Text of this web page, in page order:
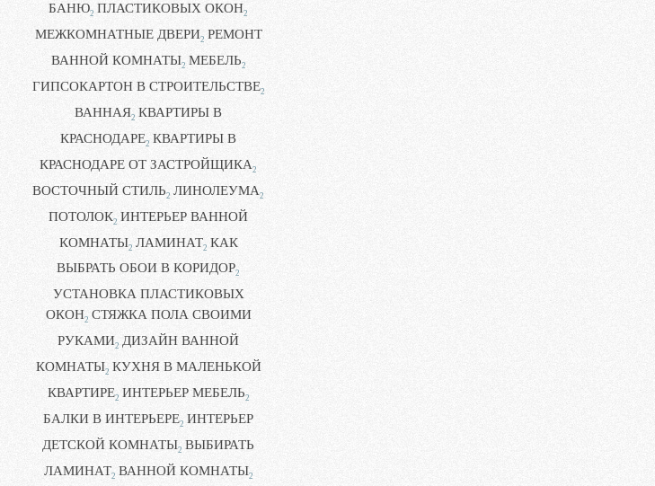
БАНЮ2 ПЛАСТИКОВЫХ ОКОН2
МЕЖКОМНАТНЫЕ ДВЕРИ2 РЕМОНТ
ВАННОЙ КОМНАТЫ2 МЕБЕЛЬ2
ГИПСОКАРТОН В СТРОИТЕЛЬСТВЕ2
ВАННАЯ2 КВАРТИРЫ В
КРАСНОДАРЕ2 КВАРТИРЫ В
КРАСНОДАРЕ ОТ ЗАСТРОЙЩИКА2
ВОСТОЧНЫЙ СТИЛЬ2 ЛИНОЛЕУМА2
ПОТОЛОК2 ИНТЕРЬЕР ВАННОЙ
КОМНАТЫ2 ЛАМИНАТ2 КАК
ВЫБРАТЬ ОБОИ В КОРИДОР2
УСТАНОВКА ПЛАСТИКОВЫХ
ОКОН2 СТЯЖКА ПОЛА СВОИМИ
РУКАМИ2 ДИЗАЙН ВАННОЙ
КОМНАТЫ2 КУХНЯ В МАЛЕНЬКОЙ
КВАРТИРЕ2 ИНТЕРЬЕР МЕБЕЛЬ2
БАЛКИ В ИНТЕРЬЕРЕ2 ИНТЕРЬЕР
ДЕТСКОЙ КОМНАТЫ2 ВЫБИРАТЬ
ЛАМИНАТ2 ВАННОЙ КОМНАТЫ2